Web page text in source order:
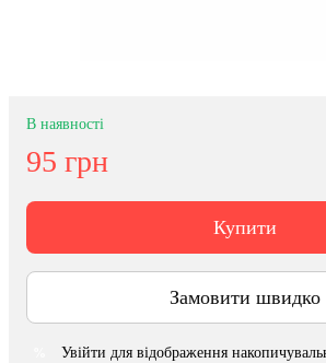
В наявності
95 грн
Купити
Замовити швидко
Увійти для відображення